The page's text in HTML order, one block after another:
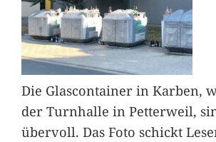
Die Glascontainer in Karben,
der Turnhalle in Petterweil,
übervoll. Das Foto schickt